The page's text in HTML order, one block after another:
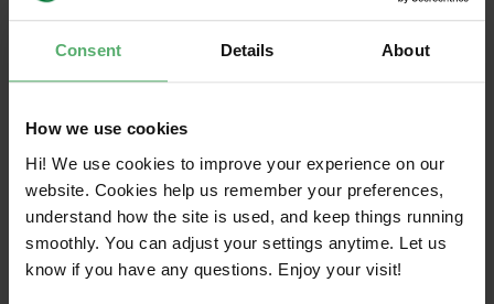
Consent Details About
How we use cookies
Hi! We use cookies to improve your experience on our
website. Cookies help us remember your preferences,
understand how the site is used, and keep things running
smoothly. You can adjust your settings anytime. Let us
know if you have any questions. Enjoy your visit!
faktorn för att minska miljöpåverkan från din
IT-användning.
längre, undvik t.ex. att lämna produkterna i
skada batteriet. Fokusera på att reparera och
uppgradera dina produkter innan du köper
nya.
Beakta
marknaden begagnat
. Överväg att
köpa och sälja begagnade IT-produkter. Det